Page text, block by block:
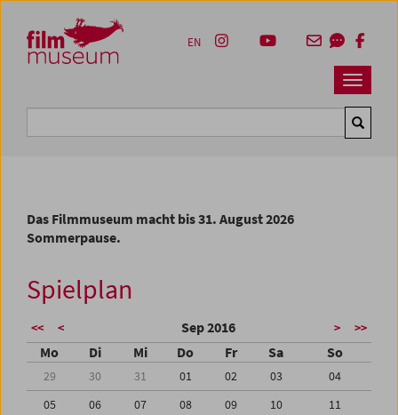
Zum Inhalt
Zum Hauptmenü
Zur Servicenavigation
Zum Suche
Navbar
EN
Das Filmmuseum macht bis 31. August 2026
Sommerpause.
Spielplan
<< < Sep 2016 > >>
Mo Di Mi Do Fr Sa So
29 30 31 01 02 03
04
05
06 07 08 09 10
11